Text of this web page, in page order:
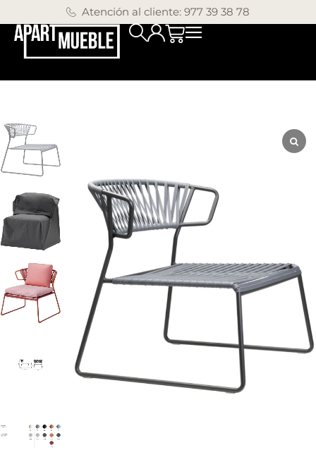
Atención al cliente: 977 39 38 78